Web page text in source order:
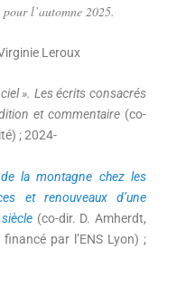
l’automne 2025.
Leroux
». Les écrits consacrés
et commentaire(co-
; 2024-
la montagne chez les
et renouveaux d’une
(co-dir. D. Amherdt,
par l’ENS Lyon) ;